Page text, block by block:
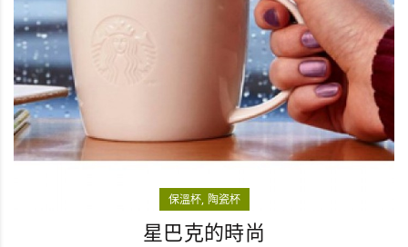
保溫杯 陶瓷杯
星巴克的時尚